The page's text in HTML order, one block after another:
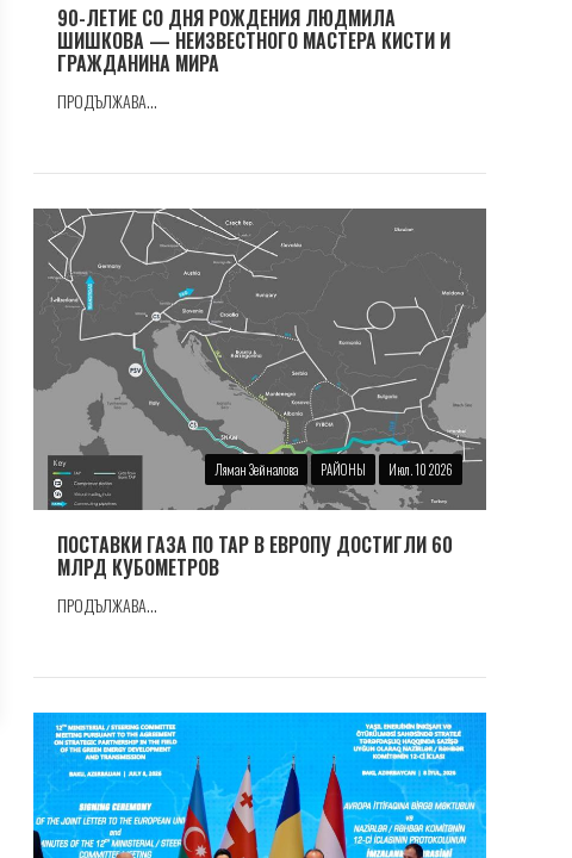
90-ЛЕТИЕ СО ДНЯ РОЖДЕНИЯ ЛЮДМИЛА
ШИШКОВА — НЕИЗВЕСТНОГО МАСТЕРА КИСТИ И
ГРАЖДАНИНА МИРА
ПРОДЪЛЖАВА...
Ляман Зейналова РАЙОНЫ Июл. 10 2026
ПОСТАВКИ ГАЗА ПО TAP В ЕВРОПУ ДОСТИГЛИ 60
МЛРД КУБОМЕТРОВ
ПРОДЪЛЖАВА...